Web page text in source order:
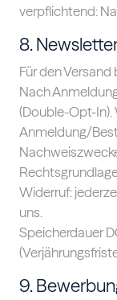
verpflichtend:
8.
Für den Versand
Nach
(Double-Opt-In).
Anmeldung/
Widerruf:
uns.
Speicherdauer
9.